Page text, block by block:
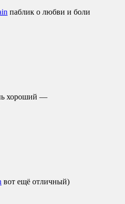
паблик о любви и боли
хороший —
вот ещё отличный)